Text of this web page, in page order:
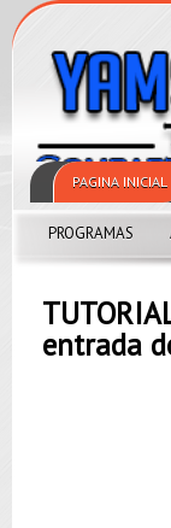
PAGINA INICIAL
PROGRAMAS
entrada